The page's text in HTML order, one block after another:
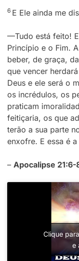
6 E Ele ainda me
—Tudo está feito!
Princípio e o Fim.
beber, de graça,
que vencer
Deus e ele será o
os incrédulos, os
praticam
feitiçaria, os que
terão a sua parte
enxofre. E essa é
– Apocalipse 21:6-
Clique
e